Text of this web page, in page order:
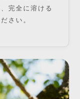
完全に溶ける
さい。